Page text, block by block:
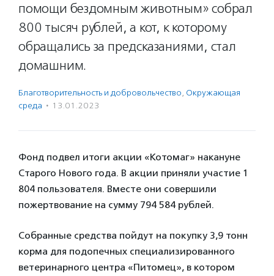
помощи бездомным животным» собрал
800 тысяч рублей, а кот, к которому
обращались за предсказаниями, стал
домашним.
Благотвори­тель­ность и доброволь­чест­во, Окружающая
среда · 13.01.2023
Фонд подвел итоги акции «Котомаг» накануне
Старого Нового года. В акции приняли участие 1
804 пользователя. Вместе они совершили
пожертвование на сумму 794 584 рублей.
Собранные средства пойдут на покупку 3,9 тонн
корма для подопечных специализированного
ветеринарного центра «Питомец», в котором